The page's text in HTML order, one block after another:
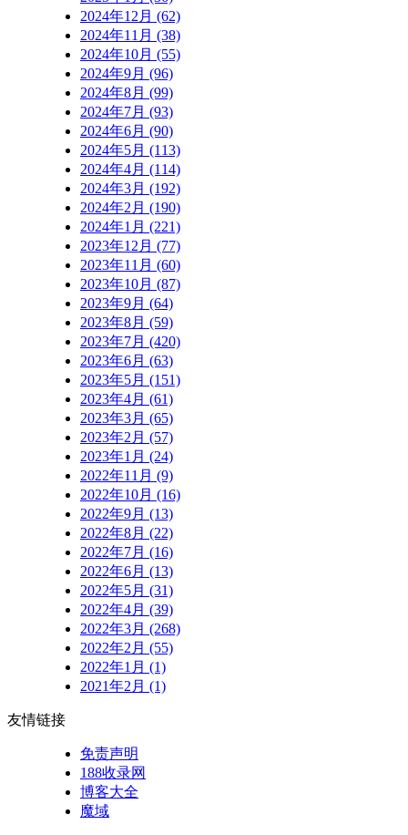
2024年12月 (62)
2024年11月 (38)
2024年10月 (55)
2024年9月 (96)
2024年8月 (99)
2024年7月 (93)
2024年6月 (90)
2024年5月 (113)
2024年4月 (114)
2024年3月 (192)
2024年2月 (190)
2024年1月 (221)
2023年12月 (77)
2023年11月 (60)
2023年10月 (87)
2023年9月 (64)
2023年8月 (59)
2023年7月 (420)
2023年6月 (63)
2023年5月 (151)
2023年4月 (61)
2023年3月 (65)
2023年2月 (57)
2023年1月 (24)
2022年11月 (9)
2022年10月 (16)
2022年9月 (13)
2022年8月 (22)
2022年7月 (16)
2022年6月 (13)
2022年5月 (31)
2022年4月 (39)
2022年3月 (268)
2022年2月 (55)
2022年1月 (1)
2021年2月 (1)
友情链接
免责声明
188收录网
博客大全
魔域